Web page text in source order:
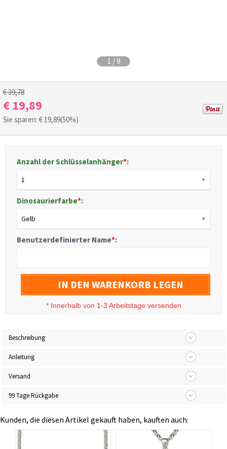
1 / 9
€ 39,78
€ 19,89
Sie sparen: € 19,89(50%)
Anzahl der Schlüsselanhänger*:
1
Dinosaurierfarbe*:
Gelb
Benutzerdefinierter Name*:
IN DEN WARENKORB LEGEN
* Innerhalb von 1-3 Arbeitstage versenden
Beschreibung
Anleitung
Versand
99 Tage Rückgabe
Kunden, die diesen Artikel gekauft haben, kauften auch: